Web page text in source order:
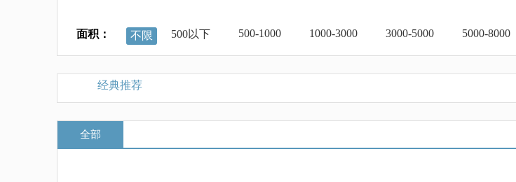
面积： 不限 500以下 500-1000 1000-3000 3000-5000 5000-8000
经典推荐
全部